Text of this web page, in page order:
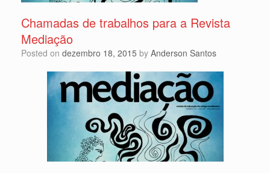
Chamadas de trabalhos para a Revista
Mediação
Posted on dezembro 18, 2015 by Anderson Santos